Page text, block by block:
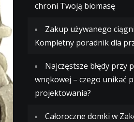
chroni Twoją biomasę
Zakup używanego
Kompletny poradnik dla
Najczęstsze błędy przy
wnękowej – czego unikać
projektowania?
Całoroczne domki w